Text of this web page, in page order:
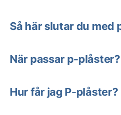
Så här slutar du med
När passar p-plåster?
Hur får jag P-plåster?